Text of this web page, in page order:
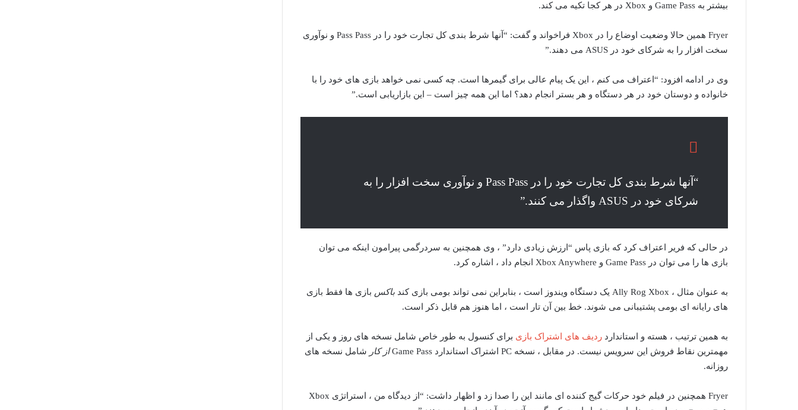
بیشتر به Game Pass و Xbox در هر کجا تکیه می کند.
Fryer همین حالا وضعیت اوضاع را در Xbox فراخواند و گفت: “آنها شرط بندی کل تجارت خود را در Pass Pass و نوآوری
سخت افزار را به شرکای خود در ASUS می دهند.”
وی در ادامه افزود: “اعتراف می کنم ، این یک پیام عالی برای گیمرها است. چه کسی نمی خواهد بازی های خود را با
خانواده و دوستان خود در هر دستگاه و هر بستر انجام دهد؟ اما این همه چیز است – این بازاریابی است.”
“آنها شرط بندی کل تجارت خود را در Pass Pass و نوآوری سخت افزار را به
شرکای خود در ASUS واگذار می کنند.”
در حالی که فریر اعتراف کرد که بازی پاس “ارزش زیادی دارد” ، وی همچنین به سردرگمی پیرامون اینکه می توان
بازی ها را می توان در Game Pass و Xbox Anywhere انجام داد ، اشاره کرد.
به عنوان مثال ، Ally Rog Xbox یک دستگاه ویندوز است ، بنابراین نمی تواند بومی بازی کند باکس بازی ها فقط بازی
های رایانه ای بومی پشتیبانی می شوند. خط بین آن تار است ، اما هنوز هم قابل ذکر است.
به همین ترتیب ، هسته و استاندارد ردیف های اشتراک بازی برای کنسول به طور خاص شامل نسخه های روز و یکی از
مهمترین نقاط فروش این سرویس نیست. در مقابل ، نسخه PC اشتراک استاندارد Game Pass
از کار
شامل نسخه های
روزانه.
Fryer همچنین در فیلم خود حرکات گیج کننده ای مانند این را صدا زد و اظهار داشت: “از دیدگاه من ، استراتژی Xbox